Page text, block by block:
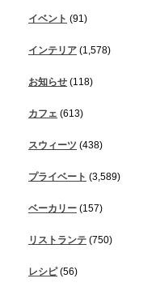
イベント (91)
インテリア (1,578)
お知らせ (118)
カフェ (613)
スウィーツ (438)
プライベート (3,589)
ベーカリー (157)
リストランテ (750)
レシピ(56)